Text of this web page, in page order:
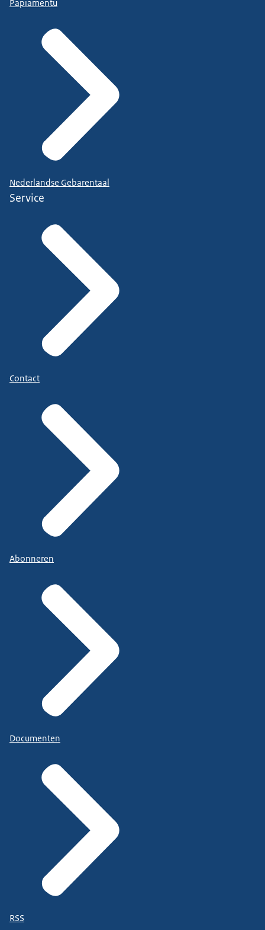
Papiamentu
Nederlandse Gebarentaal
Service
Contact
Abonneren
Documenten
RSS